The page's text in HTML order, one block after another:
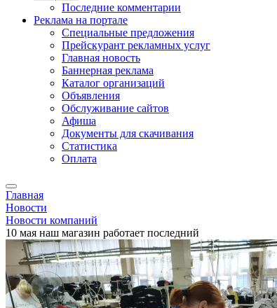
Последние комментарии
Реклама на портале
Специальные предложения
Прейскурант рекламных услуг
Главная новость
Баннерная реклама
Каталог организаций
Объявления
Обслуживание сайтов
Афиша
Документы для скачивания
Статистика
Оплата
Главная
Новости
Новости компаний
10 мая наш магазин работает последний